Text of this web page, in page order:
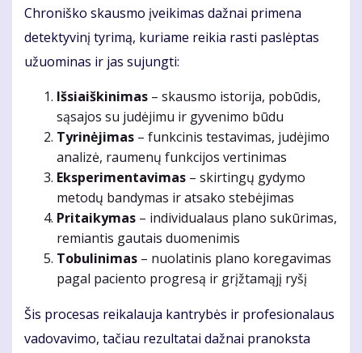
Chroniško skausmo įveikimas dažnai primena
detektyvinį tyrimą, kuriame reikia rasti paslėptas
užuominas ir jas sujungti:
Išsiaiškinimas – skausmo istorija, pobūdis,
sąsajos su judėjimu ir gyvenimo būdu
Tyrinėjimas – funkcinis testavimas, judėjimo
analizė, raumenų funkcijos vertinimas
Eksperimentavimas – skirtingų gydymo
metodų bandymas ir atsako stebėjimas
Pritaikymas – individualaus plano sukūrimas,
remiantis gautais duomenimis
Tobulinimas – nuolatinis plano koregavimas
pagal paciento progresą ir grįžtamąjį ryšį
Šis procesas reikalauja kantrybės ir profesionalaus
vadovavimo, tačiau rezultatai dažnai pranoksta